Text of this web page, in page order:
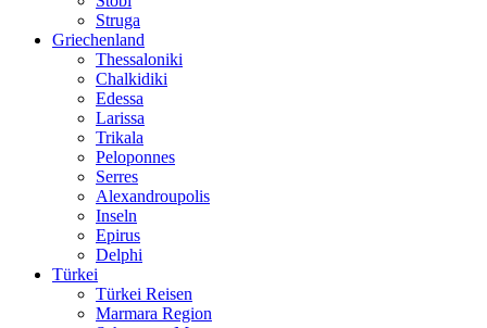
Struga
Griechenland
Thessaloniki
Chalkidiki
Edessa
Larissa
Trikala
Peloponnes
Serres
Alexandroupolis
Inseln
Epirus
Delphi
Türkei
Türkei Reisen
Marmara Region